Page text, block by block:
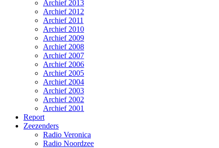
Archief 2013
Archief 2012
Archief 2011
Archief 2010
Archief 2009
Archief 2008
Archief 2007
Archief 2006
Archief 2005
Archief 2004
Archief 2003
Archief 2002
Archief 2001
Report
Zeezenders
Radio Veronica
Radio Noordzee